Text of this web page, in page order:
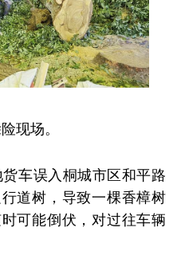
现场。
车误入桐城市区和平路
道树，导致一棵香樟树
可能倒伏，对过往车辆